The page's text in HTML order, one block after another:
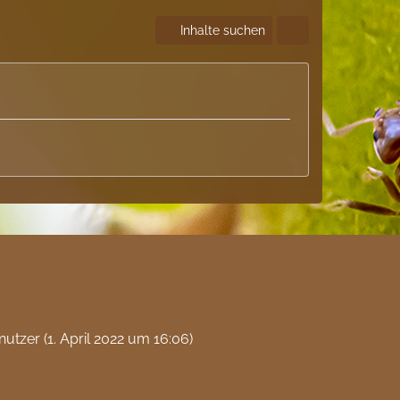
Inhalte suchen
(1. April 2022 um 16:06)